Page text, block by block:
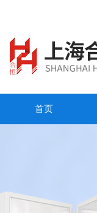
首页